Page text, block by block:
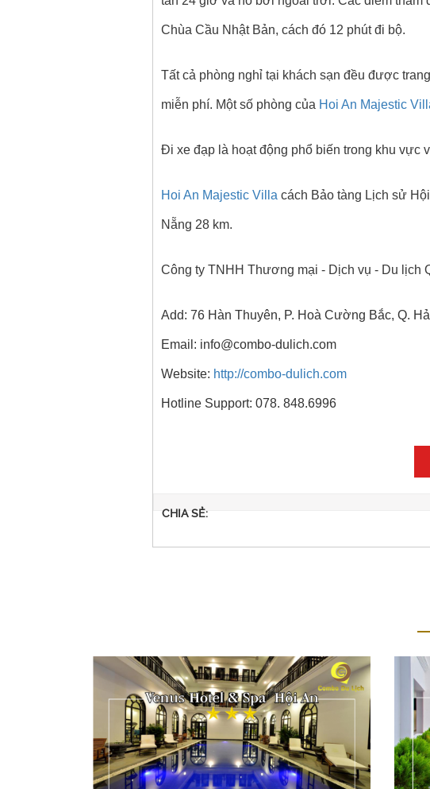
Chùa Cầu Nhật Bản, cách đó 12 phút đi bộ.
Tất cả phòng nghỉ tại khách sạn đều được
miễn phí. Một số phòng của Hoi An Majestic
Đi xe đạp là hoạt động phổ biến trong khu vực
Hoi An Majestic Villa cách Bảo tàng Lịch sử
Nẵng 28 km.
Công ty TNHH Thương mại - Dịch vụ - Du lịch
Add: 76 Hàn Thuyên, P. Hoà Cường Bắc, Q.
Email: info@combo-dulich.com
Website: http://combo-dulich.com
Hotline Support: 078. 848.6996
CHIA SẺ: